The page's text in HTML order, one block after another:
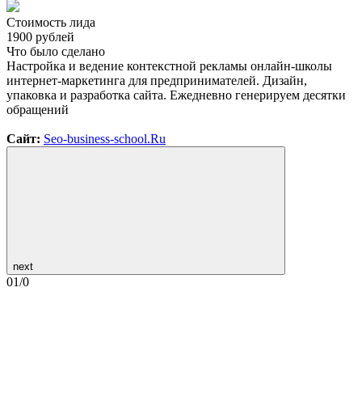
Стоимость лида
1900 рублей
Что было сделано
Настройка и ведение контекстной рекламы онлайн-школы
интернет-маркетинга для предпринимателей. Дизайн,
упаковка и разработка сайта. Ежедневно генерируем десятки
обращений
Сайт: Seo-business-school.Ru
next
01/0